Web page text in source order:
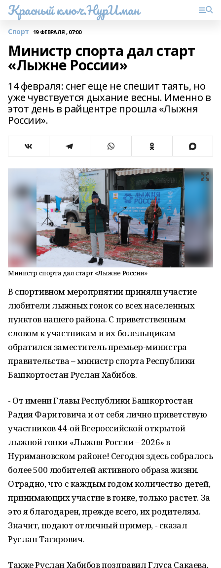
Красный ключ.НурИман
Спорт 19 ФЕВРАЛЯ , 07:00
Министр спорта дал старт
«Лыжне России»
14 февраля: снег еще не спешит таять, но
уже чувствуется дыхание весны. Именно в
этот день в райцентре прошла «Лыжня
России».
Министр спорта дал старт «Лыжне России»
В спортивном мероприятии приняли участие
любители лыжных гонок со всех населенных
пунктов нашего района. С приветственным
словом к участникам и их болельщикам
обратился заместитель премьер-министра
правительства – министр спорта Республики
Башкортостан Руслан Хабибов.
- От имени Главы Республики Башкортостан
Радия Фаритовича и от себя лично приветствую
участников 44-ой Всероссийской открытой
лыжной гонки «Лыжня России – 2026» в
Нуримановском районе! Сегодня здесь собралось
более 500 любителей активного образа жизни.
Отрадно, что с каждым годом количество детей,
принимающих участие в гонке, только растет. За
это я благодарен, прежде всего, их родителям.
Значит, подают отличный пример, - сказал
Руслан Тагирович.
Также Руслан Хабибов поздравил Глуса Сакаева,